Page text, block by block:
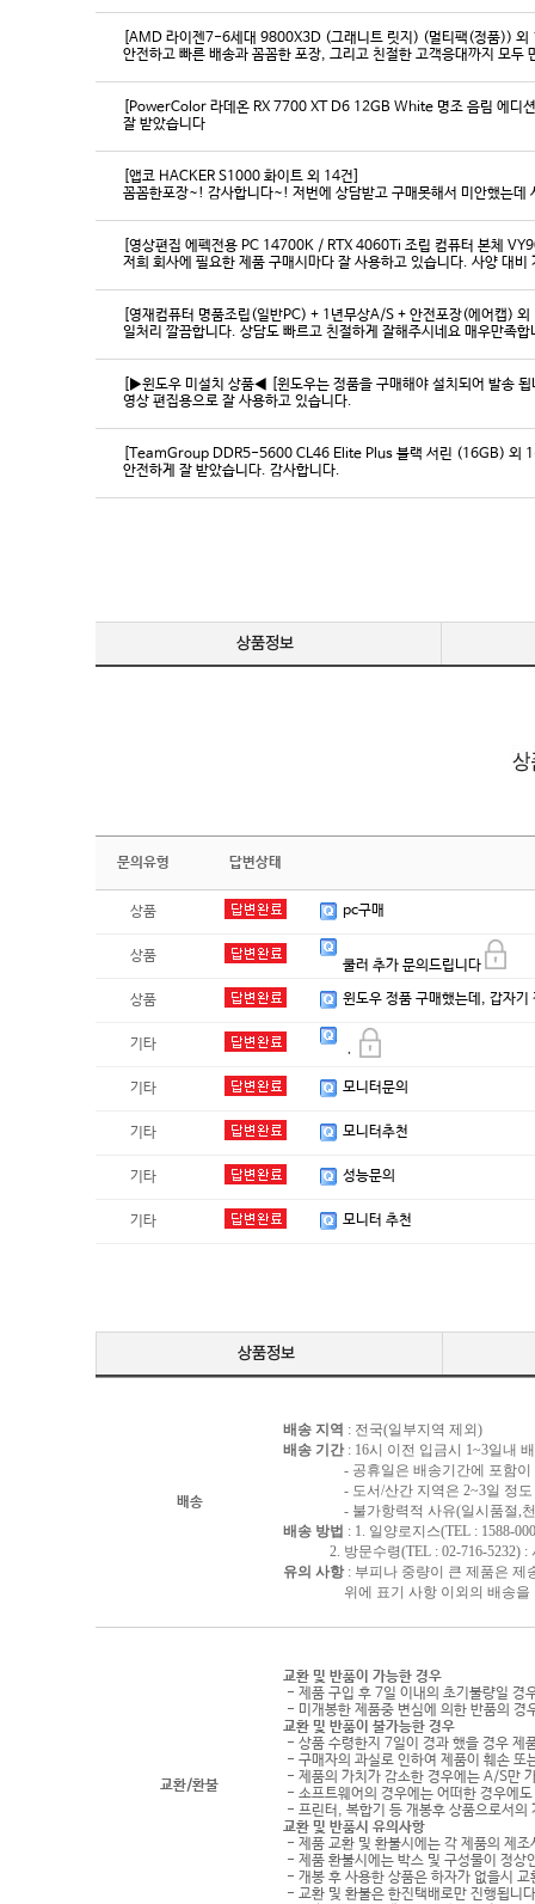
[AMD 라이젠7-6세대 9800X3D (그래니트 릿지) (멀티팩(정품)) 외
[PowerColor 라데온 RX 7700 XT D6 12GB White 명조 음림 에디
잘 받았습니다
[앱코 HACKER S1000 화이트 외 14건]
꼼꼼한포장~! 감사합니다~! 저번에 상담받고 구매못해서 미안했는
[영상편집 에펙전용 PC 14700K / RTX 4060Ti 조립 컴퓨터 본체
[영재컴퓨터 명품조립(일반PC) + 1년무상A/S + 안전포장(에어캡)
일처리 깔끔합니다. 상담도 빠르고 친절하게 잘해주시네요 매우만족
[▶윈도우 미설치 상품◀ [윈도우는 정품을 구매해야 설치되어 발송
영상 편집용으로 잘 사용하고 있습니다.
[TeamGroup DDR5-5600 CL46 Elite Plus 블랙 서린 (16GB) 외
안전하게 잘 받았습니다. 감사합니다.
문의유형 답변상태
상품 pc구매
상품
쿨러 추가 문의드립니다
상품 윈도우 정품 구매했는데, 갑자기
기타
ㆍ
기타 모니터문의
기타 모니터추천
기타 성능문의
기타 모니터 추천
배송
배송 지역 : 전국(일부지역 제외)
배송 기간 : 16시 이전 입금시 1~3일내
- 공휴일은 배송기간에 포함이
- 도서/산간 지역은 2~3일 정도
- 불가항력적 사유(일시품절,천재
배송 방법 : 1. 일양로지스(TEL : 1588-
2. 방문수령(TEL : 02-716-5232) :
유의 사항: 부피나 중량이 큰 제품은 제
위에 표기 사항 이외의 배송을 원
교환/환불
교환 및 반품이 가능한 경우
- 제품 구입 후 7일 이내의 초기불량일 경
- 미개봉한 제품중 변심에 의한 반품의 경
교환 및 반품이 불가능한 경우
- 상품 수령한지 7일이 경과 했을 경우 제
- 구매자의 과실로 인하여 제품이 훼손 또
- 제품의 가치가 감소한 경우에는 A/S만
- 소프트웨어의 경우에는 어떠한 경우에
- 프린터, 복합기 등 개봉후 상품으로서의
교환 및 반품시 유의사항
- 제품 교환 및 환불시에는 각 제품의 제
- 제품 환불시에는 박스 및 구성물이 정상
- 개봉 후 사용한 상품은 하자가 없을시
- 교환 및 환불은 한진택배로만 진행됩니